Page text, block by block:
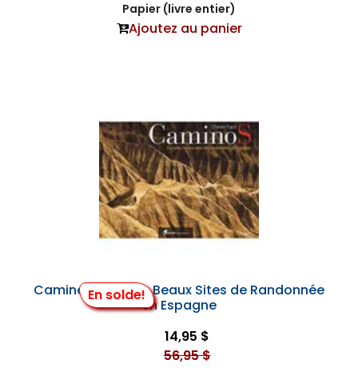
Papier (livre entier)
Ajoutez au panier
En solde!
Caminos : les Plus Beaux Sites de Randonnée
en Espagne
14,95 $
56,95 $